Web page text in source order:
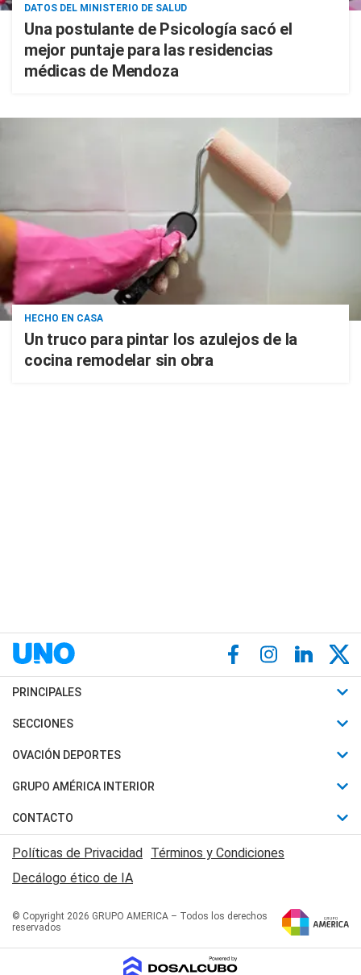
DATOS DEL MINISTERIO DE SALUD
Una postulante de Psicología sacó el
mejor puntaje para las residencias
médicas de Mendoza
HECHO EN CASA
Un truco para pintar los azulejos de la
cocina remodelar sin obra
PRINCIPALES
Últimas Noticias
Política
Judiciales
Economia
SECCIONES
Horóscopo
Motores
Trucos caseros
Series y Películas
Edictos y Solicitadas
OVACIÓN DEPORTES
Fútbol
Mundial
Automovilismo
Rugby
Básquet
GRUPO AMÉRICA INTERIOR
Canal 7 en Vivo
San Juan 8
CONTACTO
Acerca de Nosotros
Contactanos
Políticas de Privacidad Términos y Condiciones
Decálogo ético de IA
© Copyright 2026 GRUPO AMERICA – Todos los derechos
reservados